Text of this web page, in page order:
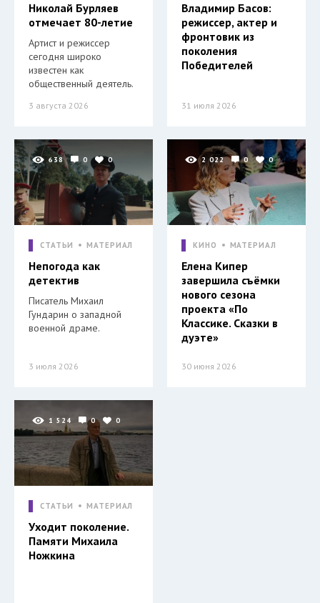
Николай Бурляев
отмечает 80-летие
Артист и режиссер
сегодня широко
известен как
общественный деятель.
3 августа 2026
Владимир Басов:
режиссер, актер и
фронтовик из
поколения
Победителей
31 июля 2026
638 0 0
СТАТЬИ МАТЕРИАЛ
Непогода как
детектив
Писатель Михаил
Гундарин о западной
военной драме.
3 июля 2026
2 022 0 0
КИНО МАТЕРИАЛ
Елена Кипер
завершила съёмки
нового сезона
проекта «По
Классике. Сказки в
дуэте»
30 июня 2026
1 524 0 0
СТАТЬИ МАТЕРИАЛ
Уходит поколение.
Памяти Михаила
Ножкина